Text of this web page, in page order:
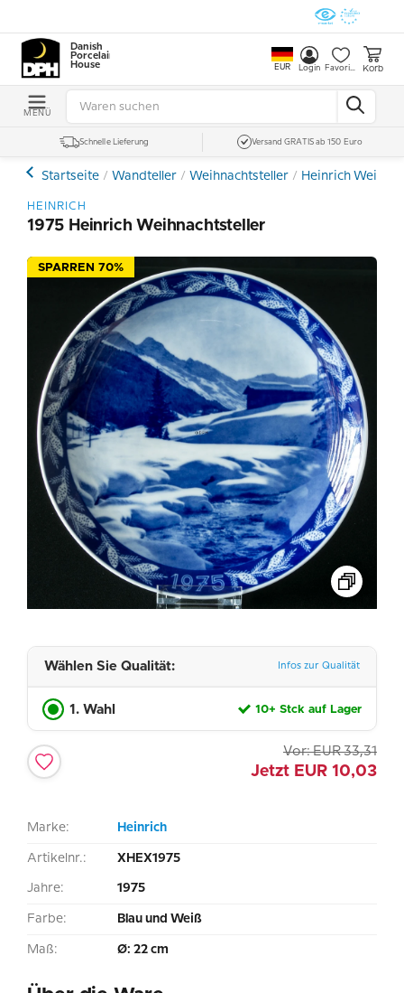
Danish
Porcelain
House
EUR Login Favoriten Korb
MENÜ
Schnelle Lieferung Versand GRATIS ab 150 Euro
Startseite Wandteller Weihnachtsteller Heinrich
HEINRICH
1975 Heinrich Weihnachtsteller
SPARREN 70%
Wählen Sie Qualität: Infos zur Qualität
1. Wahl 10+ Stck auf Lager
Vor: EUR 33,31
Jetzt EUR 10,03
Marke: Heinrich
Artikelnr.: XHEX1975
Jahre: 1975
Farbe: Blau und Weiß
Maß: Ø: 22 cm